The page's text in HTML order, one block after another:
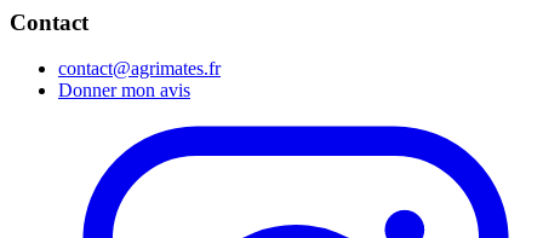
Contact
contact@agrimates.fr
Donner mon avis